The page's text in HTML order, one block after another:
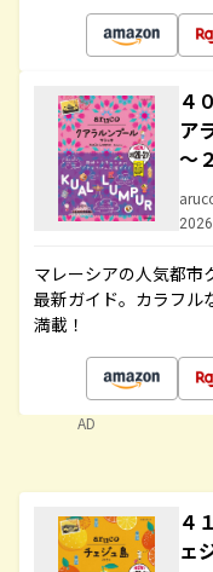
４
ア
～
マレーシアの人気都市
最新ガイド。カラフル
満載！
AD
４
ェ